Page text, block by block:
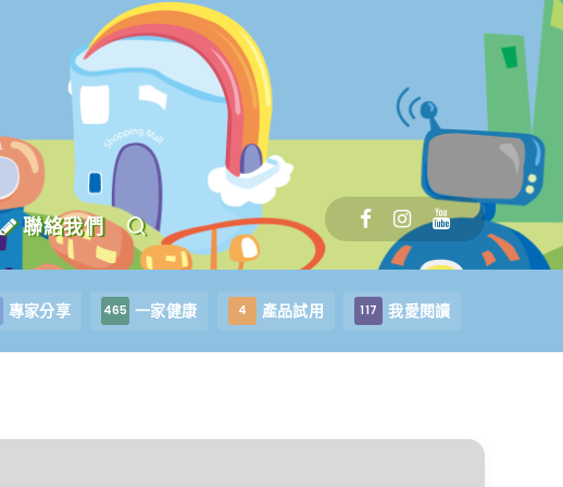
聯絡我們
專家分享 465 一家健康 4 產品試用 117 我愛閱讀